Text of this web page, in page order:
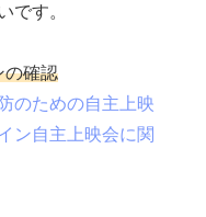
です。
の確認
のための自主上映
ン自主上映会に関